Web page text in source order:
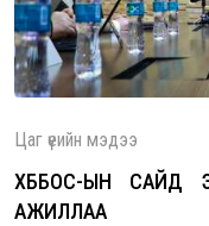
Цаг үеийн мэдээ
ХББОС-ЫН САЙД
АЖИЛЛАА